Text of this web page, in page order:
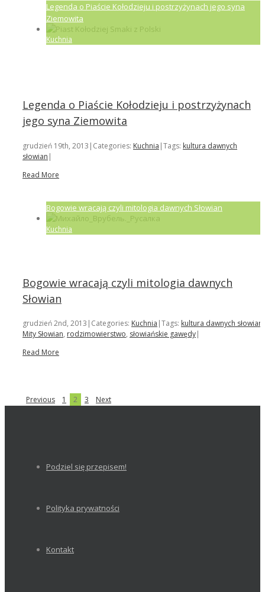
Legenda o Piaście Kołodzieju i postrzyżynach jego syna
Ziemowita
Kuchnia
Legenda o Piaście Kołodzieju i postrzyżynach
jego syna Ziemowita
grudzień 19th, 2013 | Categories: Kuchnia |Tags: kultura dawnych
słowian |
Read More
Bogowie wracają czyli mitologia dawnych Słowian
Kuchnia
Bogowie wracają czyli mitologia dawnych
Słowian
grudzień 2nd, 2013 | Categories: Kuchnia |Tags: kultura dawnych słowian
Mity Słowian, rodzimowierstwo, słowiańskie gawędy|
Read More
Previous 1 2 3 Next
Podziel się przepisem!
Polityka prywatności
Kontakt